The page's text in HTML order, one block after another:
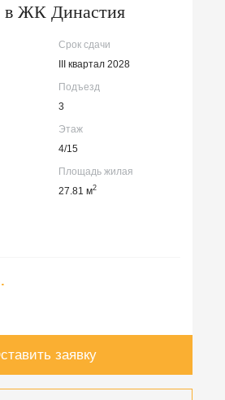
в ЖК Династия
Срок сдачи
III квартал 2028
Подъезд
3
Этаж
4/15
Площадь жилая
27.81 м2
заявку